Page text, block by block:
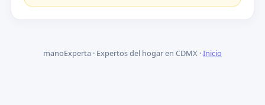
manoExperta · Expertos del hogar en CDMX ·Inicio